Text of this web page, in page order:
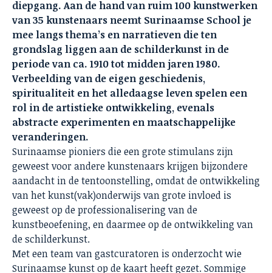
diepgang. Aan de hand van ruim 100 kunstwerken
van 35 kunstenaars neemt Surinaamse School je
mee langs thema’s en narratieven die ten
grondslag liggen aan de schilderkunst in de
periode van ca. 1910 tot midden jaren 1980.
Verbeelding van de eigen geschiedenis,
spiritualiteit en het alledaagse leven spelen een
rol in de artistieke ontwikkeling, evenals
abstracte experimenten en maatschappelijke
veranderingen.
Surinaamse pioniers die een grote stimulans zijn
geweest voor andere kunstenaars krijgen bijzondere
aandacht in de tentoonstelling, omdat de ontwikkeling
van het kunst(vak)onderwijs van grote invloed is
geweest op de professionalisering van de
kunstbeoefening, en daarmee op de ontwikkeling van
de schilderkunst.
Met een team van gastcuratoren is onderzocht wie
Surinaamse kunst op de kaart heeft gezet. Sommige